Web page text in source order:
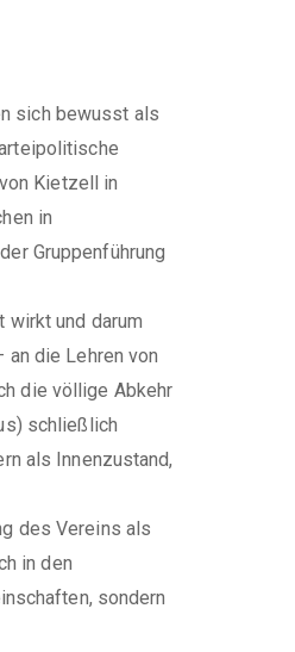
sich bewusst als
Kietzell in
in
Gruppenführung
und darum
die Lehren von
die völlige Abkehr
schließlich
als Innenzustand,
des Vereins als
in den
sondern